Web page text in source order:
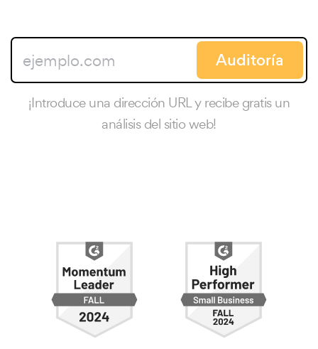
Auditoría
¡Introduce una dirección URL y recibe gratis un
análisis del sitio web!